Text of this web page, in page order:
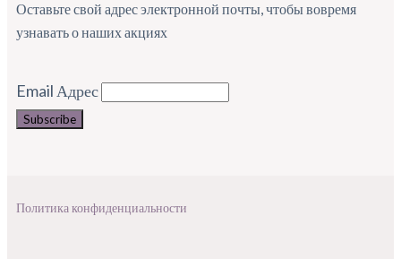
Оставьте свой адрес электронной почты, чтобы вовремя
узнавать о наших акциях
Email Адрес
Политика конфиденциальности